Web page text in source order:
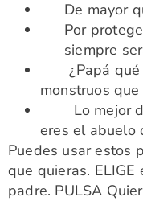
De mayor
Por
siempre
¿Papá qué
monstruos
Lo mejor de
eres el abuelo
Puedes usar estos
que quieras.
padre. PULSA